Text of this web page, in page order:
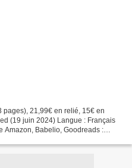
pages), 21,99€ en relié, 15€ en
(19 juin 2024) Langue : Français
Amazon, Babelio, Goodreads :